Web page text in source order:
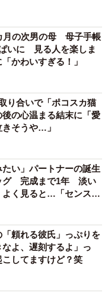
月の次男の母 母子手帳
いに 見る人を楽しま
かわいすぎる！」
り合いで「ポコスカ猫
の心温まる結末に「愛
そうや…」
たい」パートナーの誕生
グ 完成まで1年 淡い
く見ると…「センスす
「頼れる彼氏」っぷりを
よ、遅刻するよ」っ
してますけど？笑